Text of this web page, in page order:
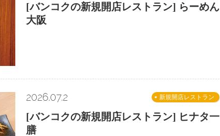
[バンコクの新規開店レストラン] らーめん
大阪
新規開店レストラン
2026.07.2
[バンコクの新規開店レストラン] ヒナタ一
膳